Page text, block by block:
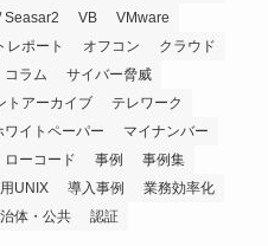
Seasar2 VB
VMware
レポート オフコン
クラウド
コラム
サイバー脅威
トアーカイブ
テレワーク
ワイトペーパー
マイナンバー
ローコード 事例
事例集
UNIX 導入事例
業務効率化
体・公共
認証